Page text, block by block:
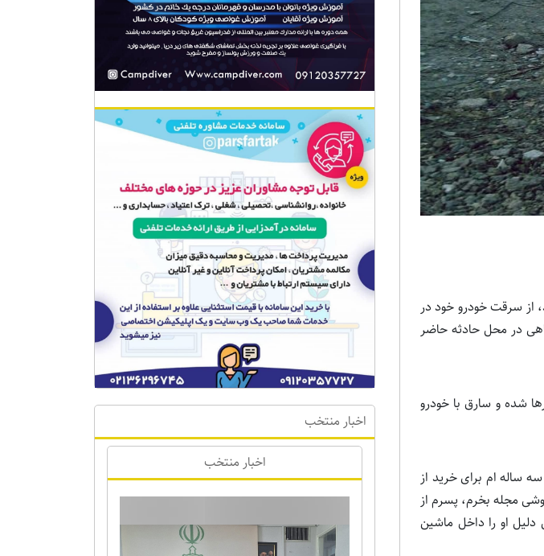
پرند، از سرقت خودرو خود در
آگاهی در محل حادثه حاضر
شده و سارق با خودرو
دقایقی قبل به همراه پسر ۶ ساله و دختر سه ساله ام برای خرید از
فروشی مجله بخرم، پسرم از
او را داخل ماشین
اخبار منتخب
اخبار منتخب